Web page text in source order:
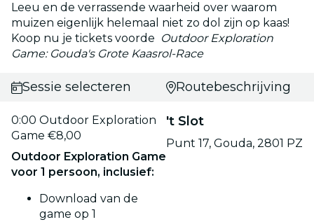
Leeu en de verrassende waarheid over waarom
muizen eigenlijk helemaal niet zo dol zijn op kaas!
Koop nu je tickets voorde Outdoor Exploration
Game: Gouda's Grote Kaasrol-Race
Sessie selecteren
0:00 Outdoor Exploration
Game €8,00
Outdoor Exploration Game
voor 1 persoon, inclusief:
Download van de
game op 1
Routebeschrijving
't Slot
Punt 17, Gouda, 2801 PZ